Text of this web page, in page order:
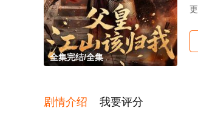
全集完结/全集
剧情介绍 我要评分